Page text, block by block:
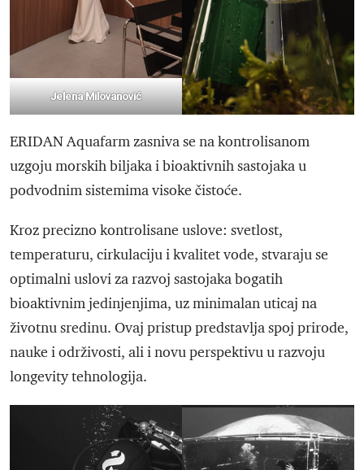
Jelena Milovanović
ERIDAN Aquafarm zasniva se na kontrolisanom
uzgoju morskih biljaka i bioaktivnih sastojaka u
podvodnim sistemima visoke čistoće.
Kroz precizno kontrolisane uslove: svetlost,
temperaturu, cirkulaciju i kvalitet vode, stvaraju se
optimalni uslovi za razvoj sastojaka bogatih
bioaktivnim jedinjenjima, uz minimalan uticaj na
životnu sredinu. Ovaj pristup predstavlja spoj prirode,
nauke i održivosti, ali i novu perspektivu u razvoju
longevity tehnologija.